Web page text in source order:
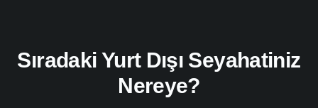
Sıradaki Yurt Dışı Seyahatiniz
Nereye?